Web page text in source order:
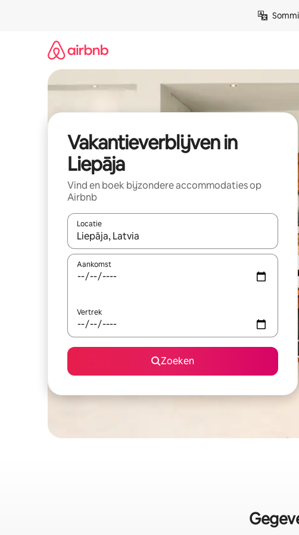
Vakantieverblijven in
Liepāja
Vind en boek bijzondere accommodaties op
Airbnb
Locatie
Wanneer er resultaten beschikbaar zijn, maak je een
Aankomst
Vertrek
Zoeken